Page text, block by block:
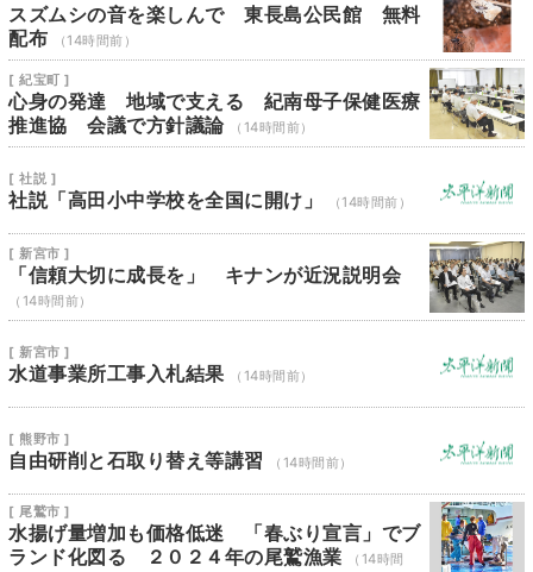
スズムシの音を楽しんで 東長島公民館 無料
配布
（14時間前）
[ 紀宝町 ]
心身の発達 地域で支える 紀南母子保健医療
推進協 会議で方針議論
（14時間前）
[ 社説 ]
社説「高田小中学校を全国に開け」 （14時間前）
[ 新宮市 ]
「信頼大切に成長を」 キナンが近況説明会
（14時間前）
[ 新宮市 ]
水道事業所工事入札結果 （14時間前）
[ 熊野市 ]
自由研削と石取り替え等講習 （14時間前）
[ 尾鷲市 ]
水揚げ量増加も価格低迷 「春ぶり宣言」でブ
ランド化図る ２０２４年の尾鷲漁業
（14時間